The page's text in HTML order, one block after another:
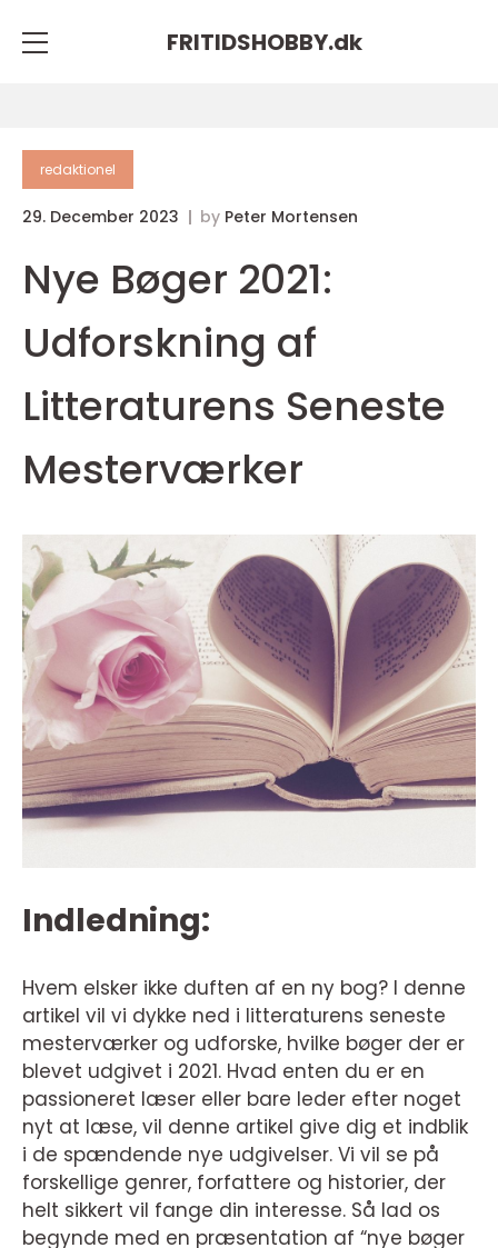
FRITIDSHOBBY.dk
redaktionel
29. December 2023 by Peter Mortensen
Nye Bøger 2021:
Udforskning af
Litteraturens Seneste
Mesterværker
Indledning:
Hvem elsker ikke duften af en ny bog? I denne
artikel vil vi dykke ned i litteraturens seneste
mesterværker og udforske, hvilke bøger der er
blevet udgivet i 2021. Hvad enten du er en
passioneret læser eller bare leder efter noget
nyt at læse, vil denne artikel give dig et indblik
i de spændende nye udgivelser. Vi vil se på
forskellige genrer, forfattere og historier, der
helt sikkert vil fange din interesse. Så lad os
begynde med en præsentation af “nye bøger